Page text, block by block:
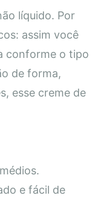
líquido. Por
assim você
conforme o tipo
de forma,
esse creme de
e fácil de